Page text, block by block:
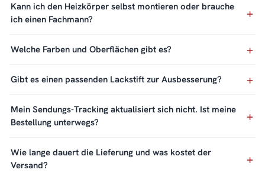
Kann ich den Heizkörper selbst montieren oder brauche
ich einen Fachmann?
Welche Farben und Oberflächen gibt es?
Gibt es einen passenden Lackstift zur Ausbesserung?
Mein Sendungs-Tracking aktualisiert sich nicht. Ist meine
Bestellung unterwegs?
Wie lange dauert die Lieferung und was kostet der
Versand?